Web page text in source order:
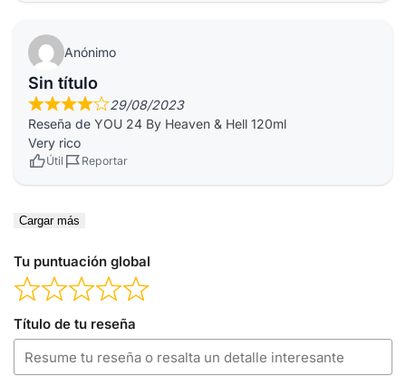
Anónimo
Sin título
29/08/2023
Reseña de YOU 24 By Heaven & Hell 120ml
Very rico
Útil Reportar
Cargar más
Tu puntuación global
Título de tu reseña